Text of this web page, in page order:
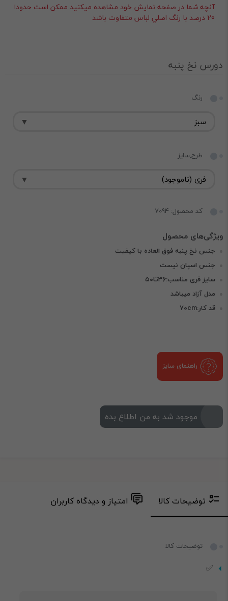
آنچه شما در صفحه نمايش خود مشاهده ميکنيد ممکن است حدودا
20 درصد با رنگ اصلي لباس متفاوت باشد
دورس نخ پنبه
رنگ
طرح,سایز
کد محصول: 7094
جنس نخ پنبه فوق العاده با کیفیت
جنس اسپان نیست
سایز فری مناسب:۳۶تا۵۰
مدل آزاد میباشد
قد کار:۷۰cm
راهنمای سایز
موجود شد به من اطلاع بده
توضیحات کالا امتیاز و دیدگاه کاربران
توضیحات کالا
✅